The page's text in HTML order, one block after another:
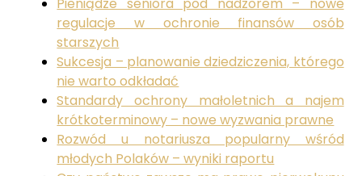
Pieniądze seniora pod nadzorem – nowe
regulacje w ochronie finansów osób
starszych
Sukcesja – planowanie dziedziczenia, którego
nie warto odkładać
Standardy ochrony małoletnich a najem
krótkoterminowy – nowe wyzwania prawne
Rozwód u notariusza popularny wśród
młodych Polaków – wyniki raportu